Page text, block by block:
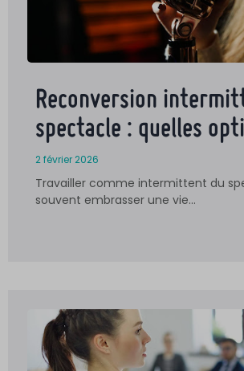
Reconversion
spectacle : quelles
2 février 2026
Travailler comme intermittent du
souvent embrasser une vie…